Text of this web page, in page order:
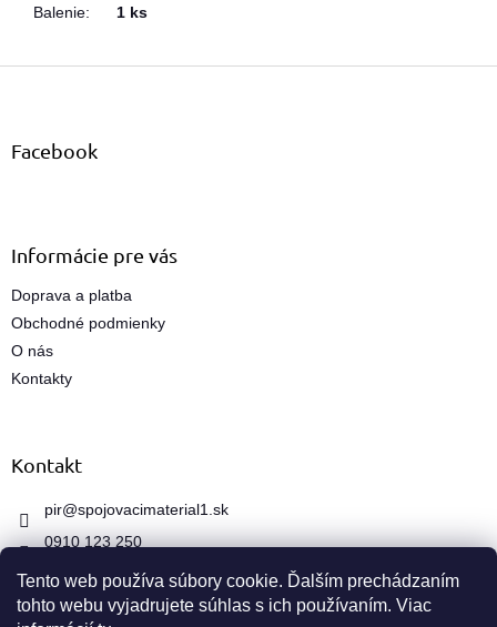
Tento web používa súbory cookie. Ďalším prechádzaním
tohto webu vyjadrujete súhlas s ich používaním. Viac
Balenie: 1 ks
Z
Facebook
Informácie pre vás
Doprava a platba
Obchodné podmienky
O nás
Kontakty
Kontakt
pir@spojovacimaterial1.sk
0910 123 250